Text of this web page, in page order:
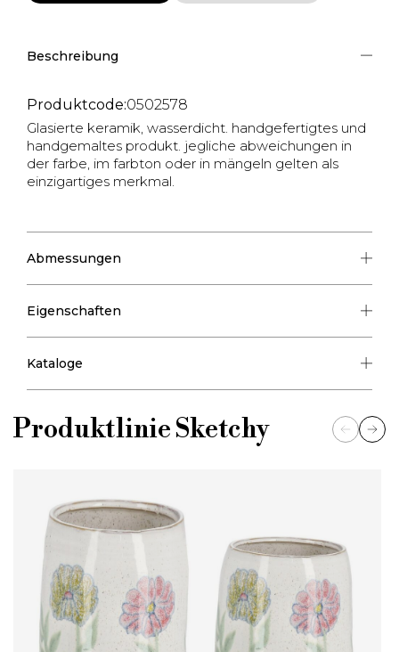
Beschreibung
Produktcode:0502578
Glasierte keramik, wasserdicht. handgefertigtes und
handgemaltes produkt. jegliche abweichungen in
der farbe, im farbton oder in mängeln gelten als
einzigartiges merkmal.
Abmessungen
Eigenschaften
Kataloge
ProduktlinieSketchy